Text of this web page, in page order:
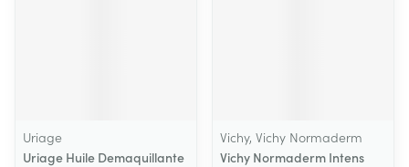
Uriage
Uriage Huile Demaquillante
Vichy, Vichy Normaderm
Vichy Normaderm Intens